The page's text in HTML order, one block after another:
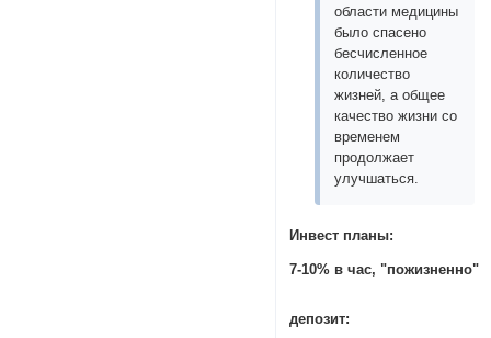
области медицины
было спасено
бесчисленное
количество
жизней, а общее
качество жизни со
временем
продолжает
улучшаться.
Инвест планы:
7-10% в час, "пожизненно"
депозит: